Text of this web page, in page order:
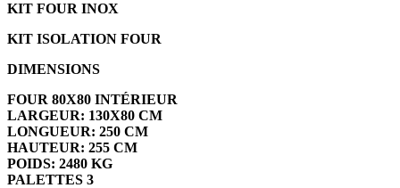
KIT FOUR INOX
KIT ISOLATION FOUR
DIMENSIONS
FOUR 80X80 INTÉRIEUR
LARGEUR: 130X80 CM
LONGUEUR: 250 CM
HAUTEUR: 255 CM
POIDS: 2480 KG
PALETTES 3